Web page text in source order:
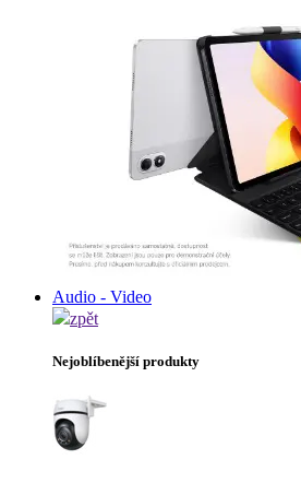
Audio - Video
zpět
Nejoblíbenější produkty